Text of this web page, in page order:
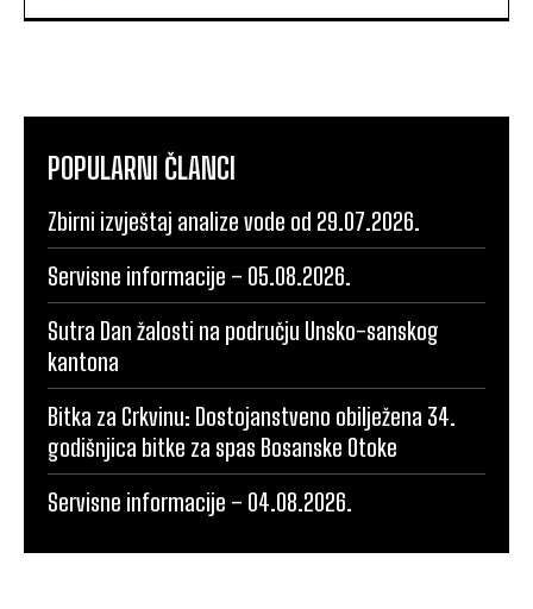
POPULARNI ČLANCI
Zbirni izvještaj analize vode od 29.07.2026.
Servisne informacije – 05.08.2026.
Sutra Dan žalosti na području Unsko-sanskog
kantona
Bitka za Crkvinu: Dostojanstveno obilježena 34.
godišnjica bitke za spas Bosanske Otoke
Servisne informacije – 04.08.2026.